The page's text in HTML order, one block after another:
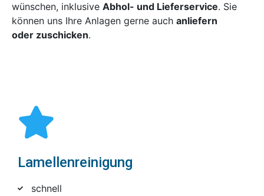
wünschen, inklusive Abhol- und Lieferservice. Sie
können uns Ihre Anlagen gerne auch anliefern
oder zuschicken.
Lamellenreinigung
schnell